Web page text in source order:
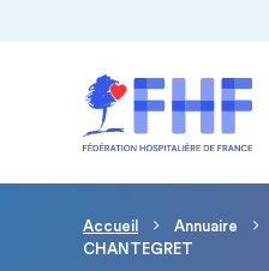
Fil d'Ariane
Accueil Annuaire
CHANTEGRET